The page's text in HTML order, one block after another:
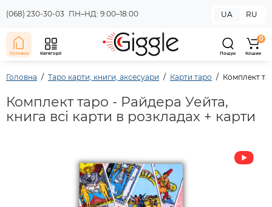
(068) 230-30-03 ПН–НД: 9:00–18:00 UA RU
Головна Категорії Пошук
0
Кошик
Головна Таро карти, книги, аксесуари Карти таро Комплект
Комплект таро - Райдера Уейта,
книга всі карти в розкладах + карти